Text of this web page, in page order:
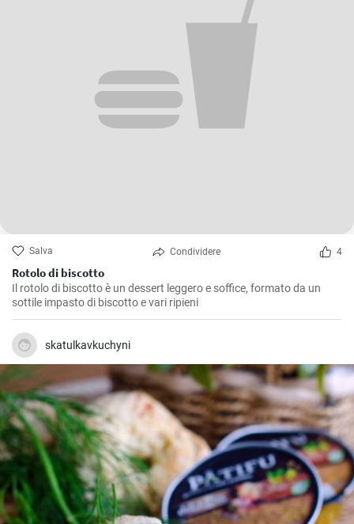
Salva Condividere 4
Rotolo di biscotto
Il rotolo di biscotto è un dessert leggero e soffice, formato da un
sottile impasto di biscotto e vari ripieni
skatulkavkuchyni